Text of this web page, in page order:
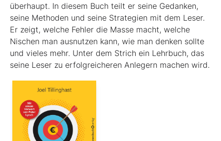
überhaupt. In diesem Buch teilt er seine Gedanken,
seine Methoden und seine Strategien mit dem Leser.
Er zeigt, welche Fehler die Masse macht, welche
Nischen man ausnutzen kann, wie man denken sollte
und vieles mehr. Unter dem Strich ein Lehrbuch, das
seine Leser zu erfolgreicheren Anlegern machen wird.